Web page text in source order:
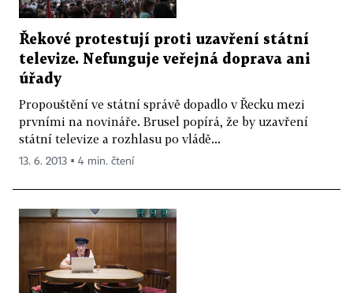
Řekové protestují proti uzavření státní
televize. Nefunguje veřejná doprava ani
úřady
Propouštění ve státní správě dopadlo v Řecku mezi
prvními na novináře. Brusel popírá, že by uzavření
státní televize a rozhlasu po vládě...
13. 6. 2013 ▪ 4 min. čtení